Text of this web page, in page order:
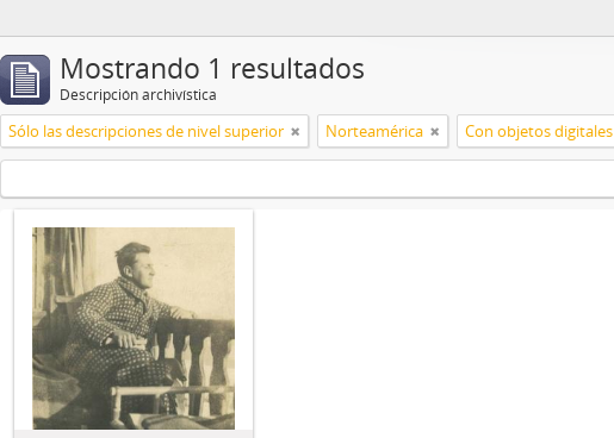
Mostrando 1 resultados
Descripción archivística
Sólo las descripciones de nivel superior Norteamérica Con objetos digitales